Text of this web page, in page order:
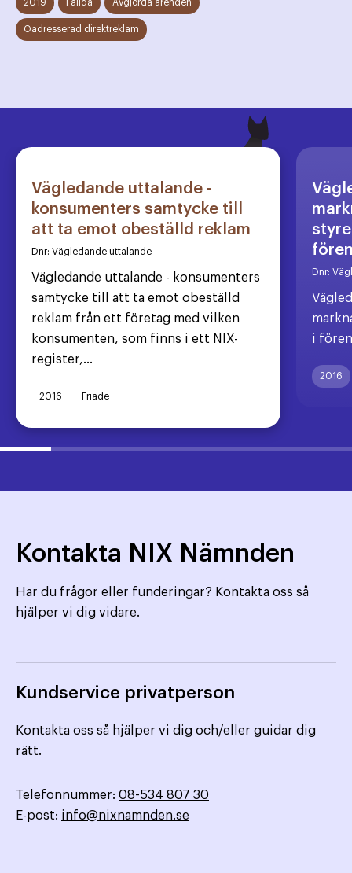
2019 Fällda Avgjorda ärenden
Oadresserad direktreklam
Vägledande uttalande -
konsumenters samtycke till
att ta emot obeställd reklam
Dnr: Vägledande uttalande
Vägledande uttalande - konsumenters
samtycke till att ta emot obeställd
reklam från ett företag med vilken
konsumenten, som finns i ett NIX-
register,...
2016 Friade
Dnr:
i
2016
Kontakta NIX Nämnden
Har du frågor eller funderingar? Kontakta oss så
hjälper vi dig vidare.
Kundservice privatperson
Kontakta oss så hjälper vi dig och/eller guidar dig
rätt.
Telefonnummer: 08-534 807 30
E-post: info@nixnamnden.se